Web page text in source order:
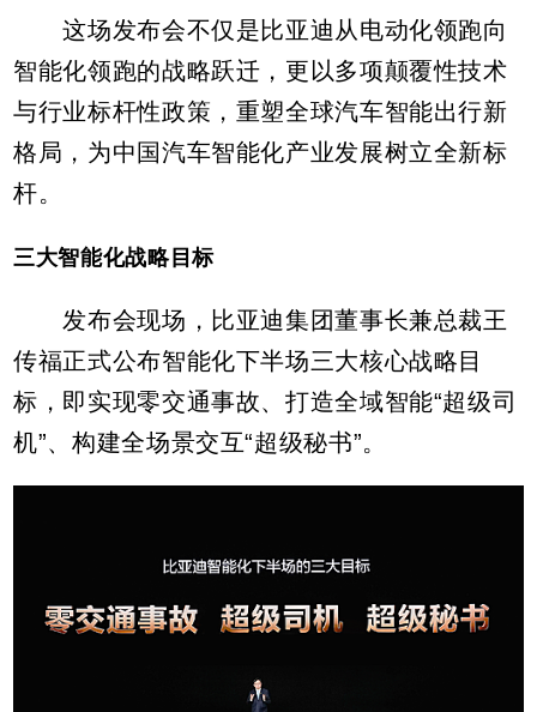
这场发布会不仅是比亚迪从电动化领跑向
智能化领跑的战略跃迁，更以多项颠覆性技术
与行业标杆性政策，重塑全球汽车智能出行新
格局，为中国汽车智能化产业发展树立全新标
杆。
三大智能化战略目标
发布会现场，比亚迪集团董事长兼总裁王
传福正式公布智能化下半场三大核心战略目
标，即实现零交通事故、打造全域智能“超级司
机”、构建全场景交互“超级秘书”。